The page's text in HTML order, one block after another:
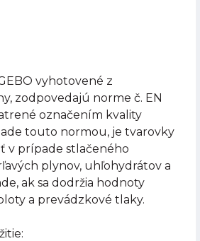
vyhotovené z
zodpovedajú norme č. EN
označením kvality
touto normou, je tvarovky
v prípade stlačeného
plynov, uhľohydrátov a
ak sa dodržia hodnoty
a prevádzkové tlaky.